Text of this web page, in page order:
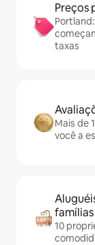
Preços
taxas
Mais de
você a
famílias
10